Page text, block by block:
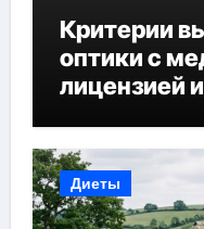
Критерии
оптики с
лицензией
Диеты